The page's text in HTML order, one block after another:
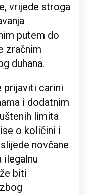
vrijede stroga
putem do
zračnim
duhana.
prijaviti carini
i dodatnim
limita
o količini i
novčane
ilegalnu
biti